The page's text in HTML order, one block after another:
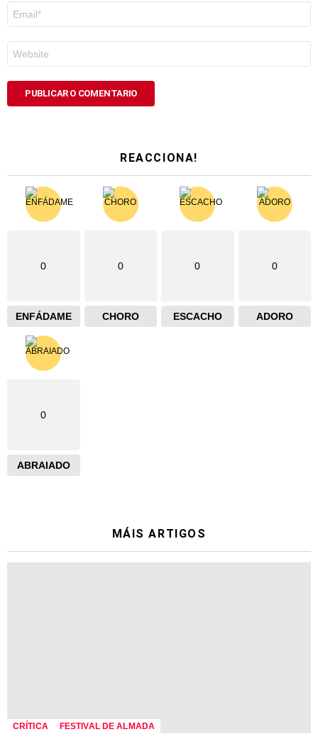
electrónico
*
REACCIONA!
0
ENFÁDAME
0
CHORO
0
ESCACHO
0
ADORO
0
ABRAIADO
MÁIS ARTIGOS
CRÍTICA FESTIVAL DE ALMADA